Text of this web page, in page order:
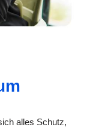
alles Schutz,